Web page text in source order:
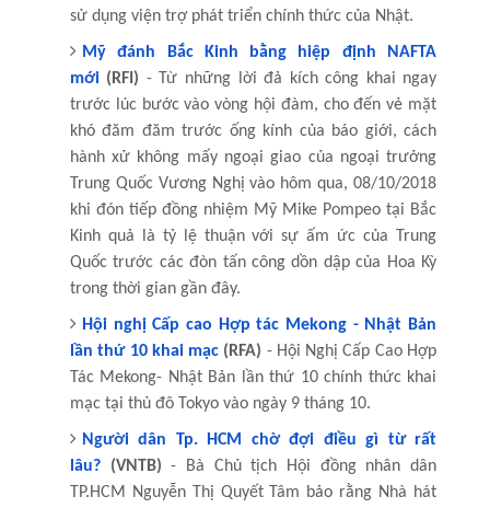
sử dụng viện trợ phát triển chính thức của Nhật.
Mỹ đánh Bắc Kinh bằng hiệp định NAFTA
mới(RFI) - Từ những lời đả kích công khai ngay
trước lúc bước vào vòng hội đàm, cho đến vẻ mặt
khó đăm đăm trước ống kính của báo giới, cách
hành xử không mấy ngoại giao của ngoại trưởng
Trung Quốc Vương Nghị vào hôm qua, 08/10/2018
khi đón tiếp đồng nhiệm Mỹ Mike Pompeo tại Bắc
Kinh quả là tỷ lệ thuận với sự ấm ức của Trung
Quốc trước các đòn tấn công dồn dập của Hoa Kỳ
trong thời gian gần đây.
Hội nghị Cấp cao Hợp tác Mekong - Nhật Bản
lần thứ 10 khai mạc (RFA) - Hội Nghị Cấp Cao Hợp
Tác Mekong- Nhật Bản lần thứ 10 chính thức khai
mạc tại thủ đô Tokyo vào ngày 9 tháng 10.
Người dân Tp. HCM chờ đợi điều gì từ rất
lâu?(VNTB) - Bà Chủ tịch Hội đồng nhân dân
TP.HCM Nguyễn Thị Quyết Tâm bảo rằng Nhà hát